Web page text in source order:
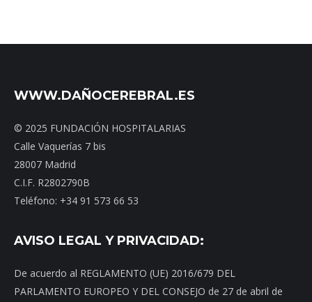
WWW.DAÑOCEREBRAL.ES
© 2025 FUNDACIÓN HOSPITALARIAS
Calle Vaquerías 7 bis
28007 Madrid
C.I.F. R2802790B
Teléfono: +34 91 573 66 53
AVISO LEGAL Y PRIVACIDAD:
De acuerdo al REGLAMENTO (UE) 2016/679 DEL
PARLAMENTO EUROPEO Y DEL CONSEJO de 27 de abril de